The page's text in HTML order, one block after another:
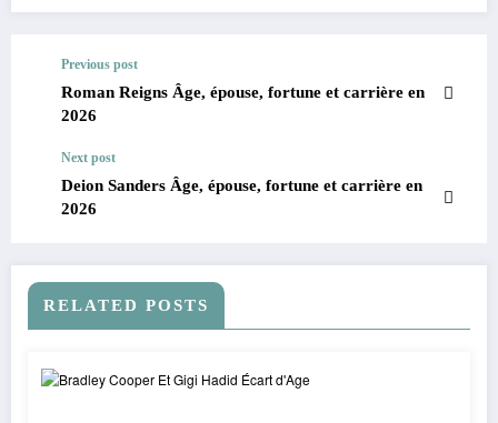
Previous post
Roman Reigns Âge, épouse, fortune et carrière en
2026
Next post
Deion Sanders Âge, épouse, fortune et carrière en
2026
RELATED POSTS